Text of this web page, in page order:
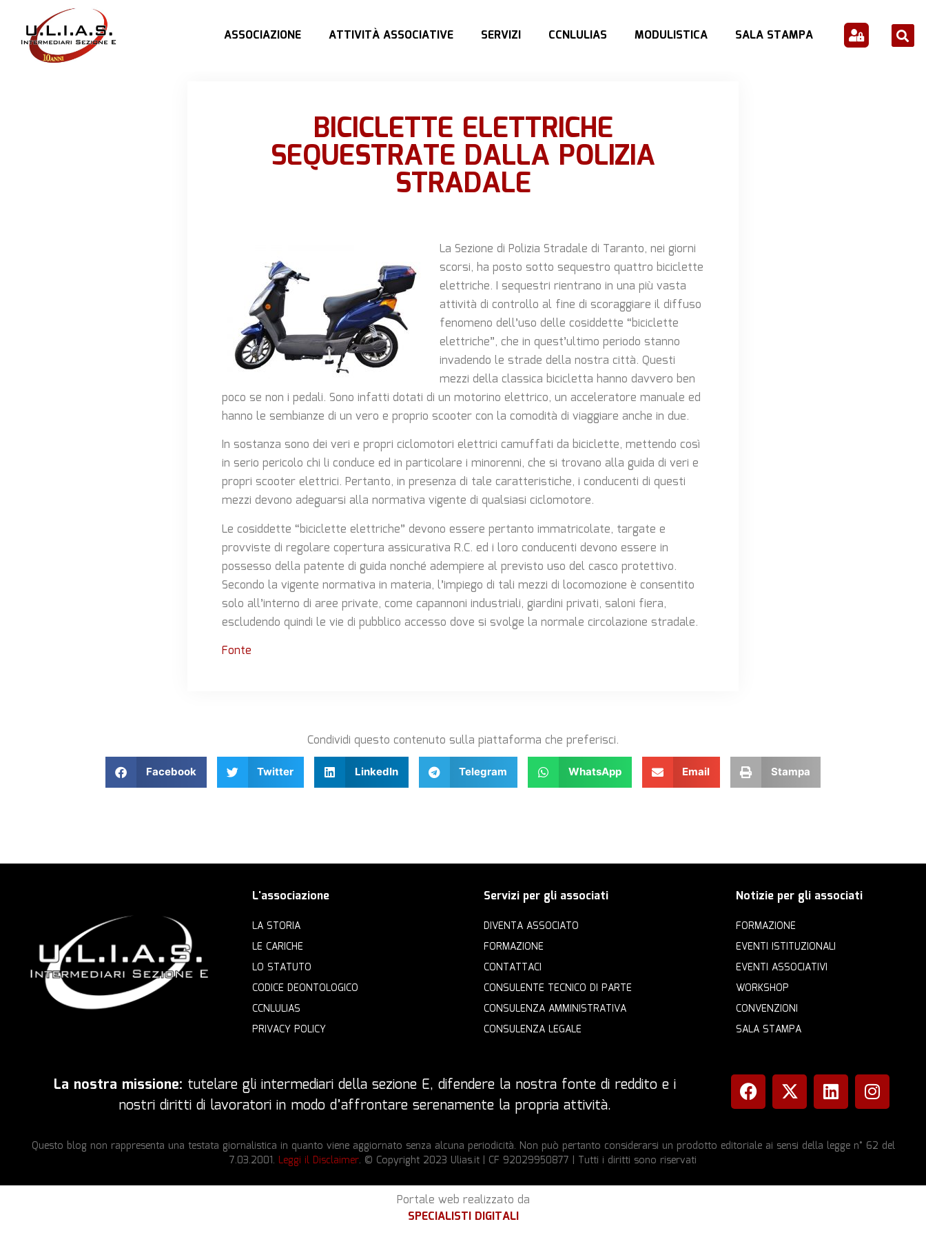
ASSOCIAZIONE ATTIVITÀ ASSOCIATIVE SERVIZI CCNLULIAS MODULISTICA SALA STAMPA
BICICLETTE ELETTRICHE
SEQUESTRATE DALLA POLIZIA
STRADALE
La Sezione di Polizia Stradale di Taranto, nei giorni
scorsi, ha posto sotto sequestro quattro biciclette
elettriche. I sequestri rientrano in una più vasta
attività di controllo al fine di scoraggiare il diffuso
fenomeno dell’uso delle cosiddette “biciclette
elettriche”, che in quest’ultimo periodo stanno
invadendo le strade della nostra città. Questi
mezzi della classica bicicletta hanno davvero ben
poco se non i pedali. Sono infatti dotati di un motorino elettrico, un acceleratore manuale ed
hanno le sembianze di un vero e proprio scooter con la comodità di viaggiare anche in due.
In sostanza sono dei veri e propri ciclomotori elettrici camuffati da biciclette, mettendo così
in serio pericolo chi li conduce ed in particolare i minorenni, che si trovano alla guida di veri e
propri scooter elettrici. Pertanto, in presenza di tale caratteristiche, i conducenti di questi
mezzi devono adeguarsi alla normativa vigente di qualsiasi ciclomotore.
Le cosiddette “biciclette elettriche” devono essere pertanto immatricolate, targate e
provviste di regolare copertura assicurativa R.C. ed i loro conducenti devono essere in
possesso della patente di guida nonché adempiere al previsto uso del casco protettivo.
Secondo la vigente normativa in materia, l’impiego di tali mezzi di locomozione è consentito
solo all’interno di aree private, come capannoni industriali, giardini privati, saloni fiera,
escludendo quindi le vie di pubblico accesso dove si svolge la normale circolazione stradale.
Fonte
Condividi questo contenuto sulla piattaforma che preferisci.
Facebook Twitter LinkedIn Telegram WhatsApp Email Stampa
L'associazione
LA STORIA
LE CARICHE
LO STATUTO
CODICE DEONTOLOGICO
CCNLULIAS
PRIVACY POLICY
Servizi per gli associati
DIVENTA ASSOCIATO
FORMAZIONE
CONTATTACI
CONSULENTE TECNICO DI PARTE
CONSULENZA AMMINISTRATIVA
CONSULENZA LEGALE
Notizie per gli associati
FORMAZIONE
EVENTI ISTITUZIONALI
EVENTI ASSOCIATIVI
WORKSHOP
CONVENZIONI
SALA STAMPA
La nostra missione: tutelare gli intermediari della sezione E, difendere la nostra fonte di reddito e i
nostri diritti di lavoratori in modo d’affrontare serenamente la propria attività.
Questo blog non rappresenta una testata giornalistica in quanto viene aggiornato senza alcuna periodicità. Non può pertanto considerarsi un prodotto editoriale ai sensi della legge n° 62 del
7.03.2001. Leggi il Disclaimer. © Copyright 2023 Ulias.it | CF 92029950877 | Tutti i diritti sono riservati
Portale web realizzato da
SPECIALISTI DIGITALI